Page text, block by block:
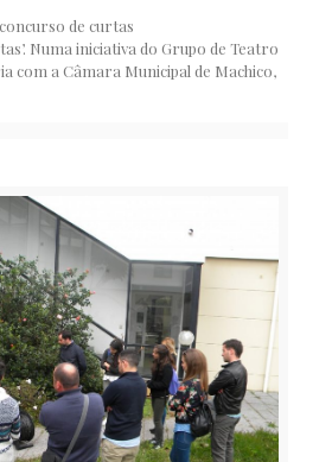
de curtas
Numa iniciativa do Grupo de Teatro
com a Câmara Municipal de Machico,